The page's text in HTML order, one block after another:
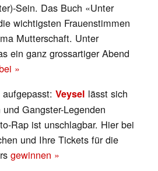
Sein. Das Buch «Unter
wichtigsten Frauenstimmen
Mutterschaft. Unter
ein ganz grossartiger Abend
»
aufgepasst:Veysel lässt sich
Gangster-Legenden
Rap ist unschlagbar. Hier bei
und Ihre Tickets für die
gewinnen »